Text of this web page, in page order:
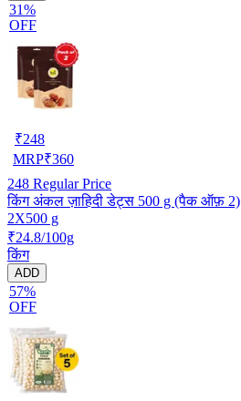
31%
OFF
₹248
MRP₹360
248 Regular Price
किंग अंकल ज़ाहिदी डेट्स 500 g (पैक ऑफ़ 2)
2X500 g
₹24.8/100g
किंग
ADD
57%
OFF